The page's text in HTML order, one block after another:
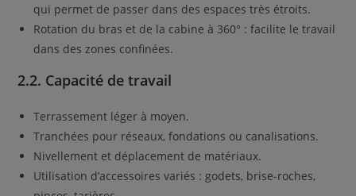
qui permet de passer dans des espaces très étroits.
Rotation du bras et de la cabine à 360° : facilite le travail
dans des zones confinées.
2.2. Capacité de travail
Terrassement léger à moyen.
Tranchées pour réseaux, fondations ou canalisations.
Nivellement et déplacement de matériaux.
Utilisation d’accessoires variés : godets, brise-roches,